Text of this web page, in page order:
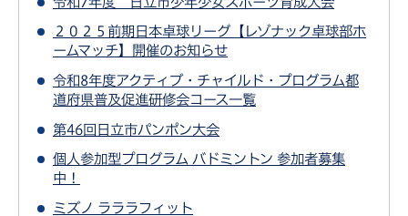
２０２５前期日本卓球リーグ【レゾナック卓球部ホ
ームマッチ】開催のお知らせ
令和8年度アクティブ・チャイルド・プログラム都
道府県普及促進研修会コース一覧
第46回日立市パンポン大会
個人参加型プログラム バドミントン 参加者募集
中！
ミズノ ラララフィット